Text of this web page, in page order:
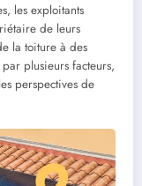
les exploitants
de leurs
la toiture à des
plusieurs facteurs,
perspectives de